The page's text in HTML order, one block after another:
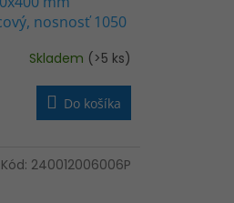
nosnosť 1050
Skladem (>5 ks)
Do košíka
Kód: 240012006006P